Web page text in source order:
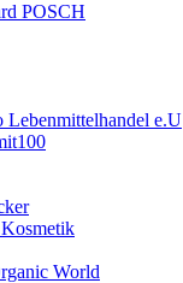
POSCH
e.U
World